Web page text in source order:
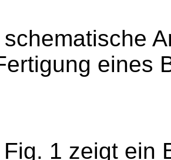
eines
Fig. 1 zeigt ein